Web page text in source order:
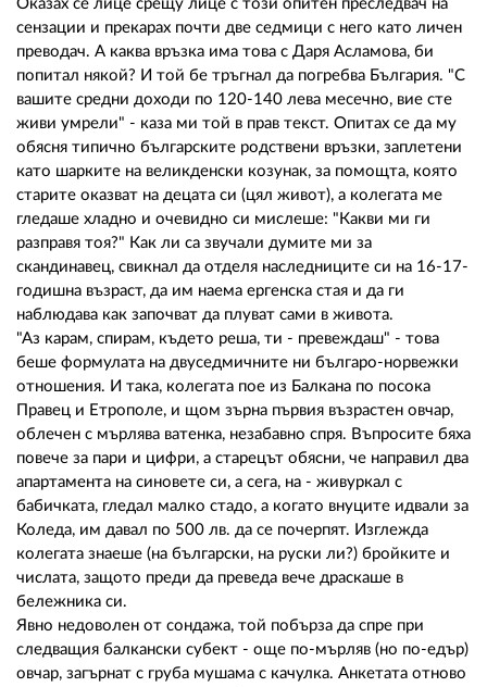
Оказах се лице срещу лице с този опитен преследвач на
сензации и прекарах почти две седмици с него като личен
преводач. А каква връзка има това с Даря Асламова, би
попитал някой? И той бе тръгнал да погребва България. "С
вашите средни доходи по 120-140 лева месечно, вие сте
живи умрели" - каза ми той в прав текст. Опитах се да му
обясня типично българските родствени връзки, заплетени
като шарките на великденски козунак, за помощта, която
старите оказват на децата си (цял живот), а колегата ме
гледаше хладно и очевидно си мислеше: "Какви ми ги
разправя тоя?" Как ли са звучали думите ми за
скандинавец, свикнал да отделя наследниците си на 16-17-
годишна възраст, да им наема ергенска стая и да ги
наблюдава как започват да плуват сами в живота.
"Аз карам, спирам, където реша, ти - превеждаш" - това
беше формулата на двуседмичните ни българо-норвежки
отношения. И така, колегата пое из Балкана по посока
Правец и Етрополе, и щом зърна първия възрастен овчар,
облечен с мърлява ватенка, незабавно спря. Въпросите бяха
повече за пари и цифри, а старецът обясни, че направил два
апартамента на синовете си, а сега, на - живуркал с
бабичката, гледал малко стадо, а когато внуците идвали за
Коледа, им давал по 500 лв. да се почерпят. Изглежда
колегата знаеше (на български, на руски ли?) бройките и
числата, защото преди да преведа вече драскаше в
бележника си.
Явно недоволен от сондажа, той побърза да спре при
следващия балкански субект - още по-мърляв (но по-едър)
овчар, загърнат с груба мушама с качулка. Анкетата отново